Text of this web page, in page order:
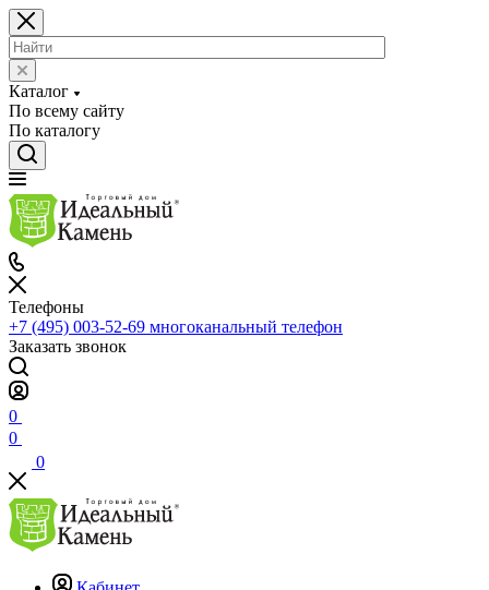
Каталог
По всему сайту
По каталогу
Телефоны
+7 (495) 003-52-69 многоканальный телефон
Заказать звонок
0
0
0